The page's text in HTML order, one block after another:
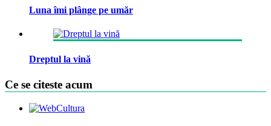
Luna îmi plânge pe umăr
Dreptul la vină
Ce se citeste acum